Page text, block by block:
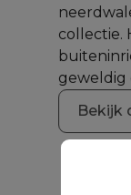
collectie.
geweldig
Bekijk